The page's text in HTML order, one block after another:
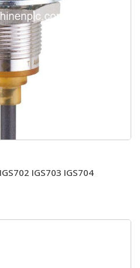
IGS703 IGS704